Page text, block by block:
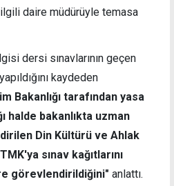
daire müdürüyle temasa
dersi sınavlarının geçen
kaydeden
Bakanlığı tarafından yasa
halde bakanlıkta uzman
Din Kültürü ve Ahlak
sınav kağıtlarını
görevlendirildiğini" anlattı.